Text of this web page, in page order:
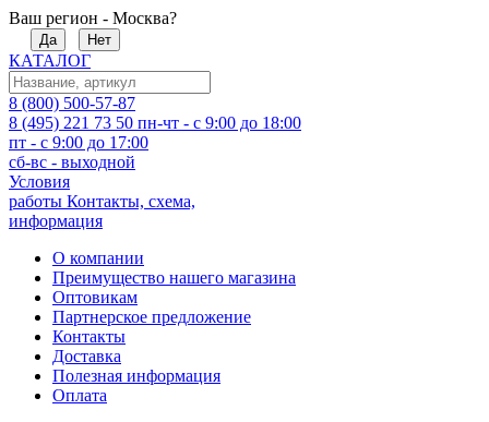
Ваш регион - Москва?
Да Нет
КАТАЛОГ
8 (800) 500-57-87
8 (495) 221 73 50 пн-чт - с 9:00 до 18:00
пт - с 9:00 до 17:00
сб-вс - выходной
Условия
работы Контакты, схема,
информация
О компании
Преимущество нашего магазина
Оптовикам
Партнерское предложение
Контакты
Доставка
Полезная информация
Оплата